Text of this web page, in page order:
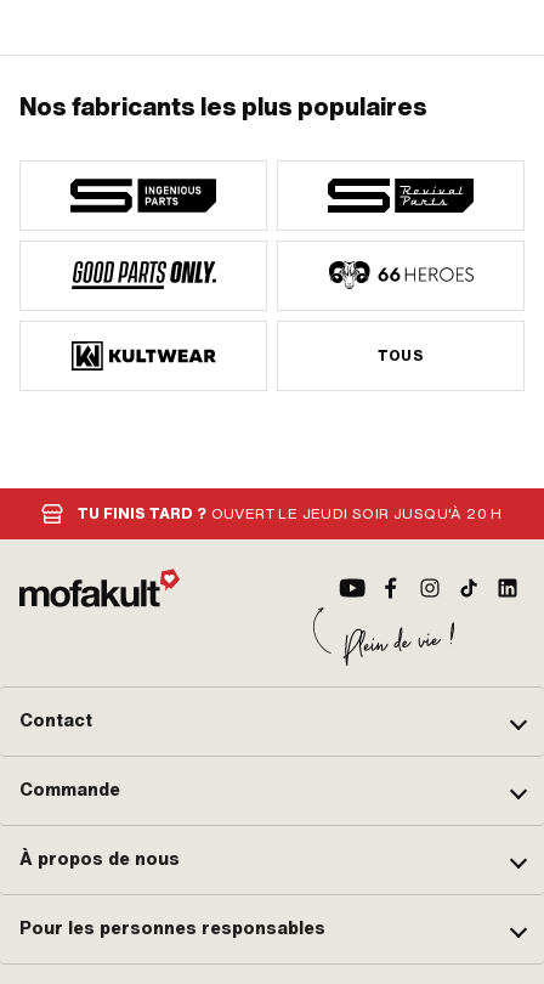
Nos fabricants les plus populaires
TOUS
TU FINIS TARD ? OUVERT LE JEUDI SOIR JUSQU'À 20 H
Contact
Commande
À propos de nous
Pour les personnes responsables